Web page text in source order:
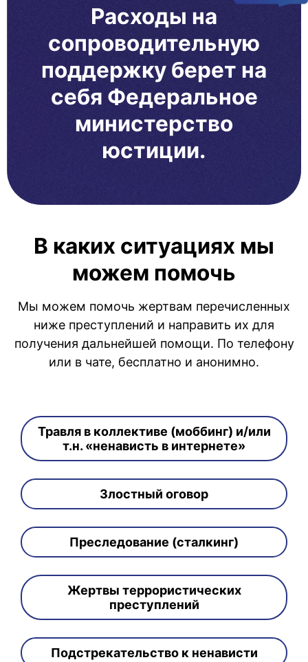
Расходы на
сопроводительную
поддержку берет на
себя Федеральное
министерство
юстиции.
В каких ситуациях мы
можем помочь
Мы можем помочь жертвам перечисленных
ниже преступлений и направить их для
получения дальнейшей помощи. По телефону
или в чате, бесплатно и анонимно.
Травля в коллективе (моббинг) и/или
т.н. «ненависть в интернете»
Злостный оговор
Преследование (сталкинг)
Жертвы террористических
преступлений
Подстрекательство к ненависти